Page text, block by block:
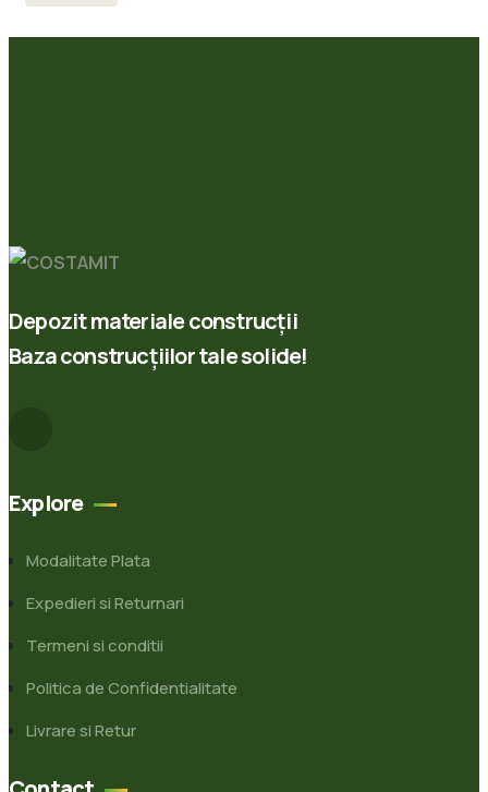
Depozit materiale construcții
Baza construcțiilor tale solide!
Explore
Modalitate Plata
Expedieri si Returnari
Termeni si conditii
Politica de Confidentialitate
Livrare si Retur